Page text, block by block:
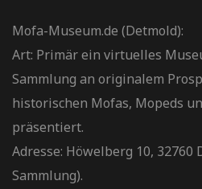
Mofa-Museum.de (Detmold):
Art: Primär ein virtuelles
Sammlung an originalem
historischen Mofas, Mopeds
präsentiert.
Adresse: Höwelberg 10, 32760
Sammlung).